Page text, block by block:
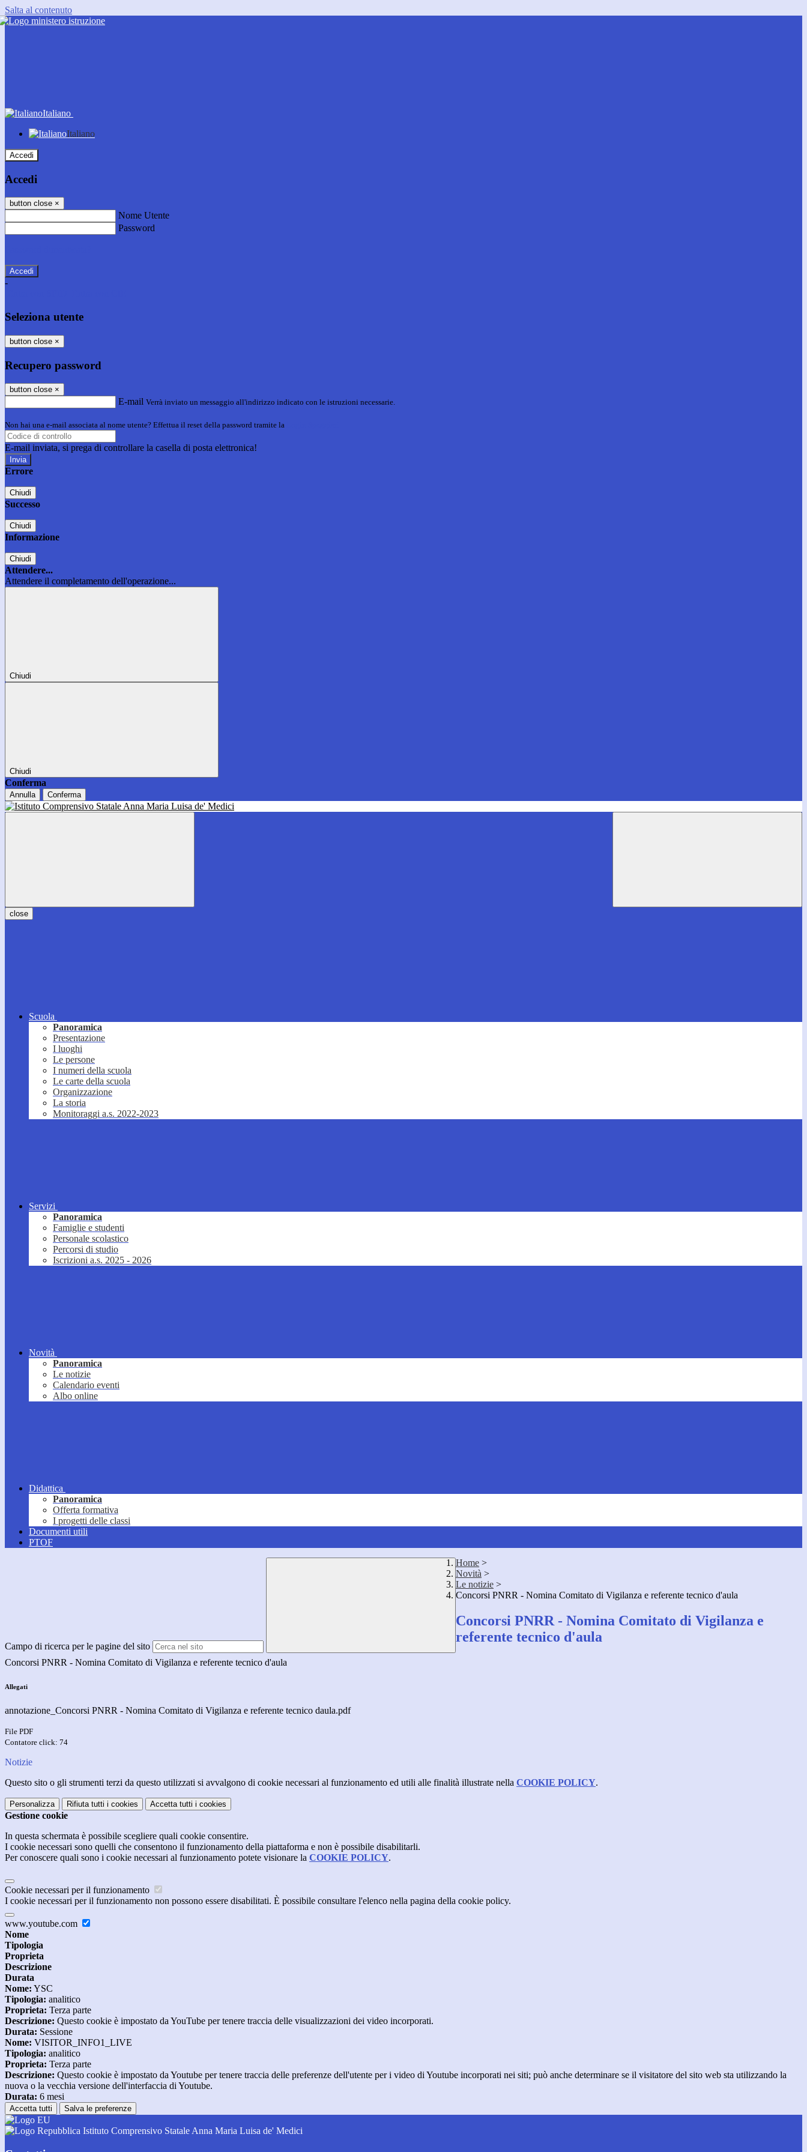
Salta al contenuto
Italiano
Italiano
Accedi
Accedi
button close ×
Nome Utente
Password
-
Seleziona utente
button close ×
Recupero password
button close ×
E-mail Verrà inviato un messaggio all'indirizzo indicato con le istruzioni necessarie.
Non hai una e-mail associata al nome utente? Effettua il reset della password tramite la
E-mail inviata, si prega di controllare la casella di posta elettronica!
Errore
Chiudi
Successo
Chiudi
Informazione
Chiudi
Attendere...
Attendere il completamento dell'operazione...
Chiudi
Chiudi
Conferma
Annulla Conferma
close
Scuola
Panoramica
Presentazione
I luoghi
Le persone
I numeri della scuola
Le carte della scuola
Organizzazione
La storia
Monitoraggi a.s. 2022-2023
Servizi
Panoramica
Famiglie e studenti
Personale scolastico
Percorsi di studio
Iscrizioni a.s. 2025 - 2026
Novità
Panoramica
Le notizie
Calendario eventi
Albo online
Didattica
Panoramica
Offerta formativa
I progetti delle classi
Documenti utili
PTOF
Campo di ricerca per le pagine del sito
Home >
Novità >
Le notizie >
Concorsi PNRR - Nomina Comitato di Vigilanza e referente tecnico d'aula
Concorsi PNRR - Nomina Comitato di Vigilanza e
referente tecnico d'aula
Concorsi PNRR - Nomina Comitato di Vigilanza e referente tecnico d'aula
Allegati
annotazione_Concorsi PNRR - Nomina Comitato di Vigilanza e referente tecnico daula.pdf
File PDF
Contatore click: 74
Notizie
Questo sito o gli strumenti terzi da questo utilizzati si avvalgono di cookie necessari al funzionamento ed utili alle finalità illustrate nella COOKIE POLICY.
Personalizza Rifiuta tutti i cookies Accetta tutti i cookies
Gestione cookie
In questa schermata è possibile scegliere quali cookie consentire.
I cookie necessari sono quelli che consentono il funzionamento della piattaforma e non è possibile disabilitarli.
Per conoscere quali sono i cookie necessari al funzionamento potete visionare la COOKIE POLICY.
Cookie necessari per il funzionamento
I cookie necessari per il funzionamento non possono essere disabilitati. È possibile consultare l'elenco nella pagina della cookie policy.
www.youtube.com
Nome
Tipologia
Proprieta
Descrizione
Durata
Nome: YSC
Tipologia: analitico
Proprieta: Terza parte
Descrizione: Questo cookie è impostato da YouTube per tenere traccia delle visualizzazioni dei video incorporati.
Durata: Sessione
Nome: VISITOR_INFO1_LIVE
Tipologia: analitico
Proprieta: Terza parte
Descrizione: Questo cookie è impostato da Youtube per tenere traccia delle preferenze dell'utente per i video di Youtube incorporati nei siti; può anche determinare se il visitatore del sito web sta utilizzando la
nuova o la vecchia versione dell'interfaccia di Youtube.
Durata: 6 mesi
Accetta tutti Salva le preferenze
Istituto Comprensivo Statale Anna Maria Luisa de' Medici